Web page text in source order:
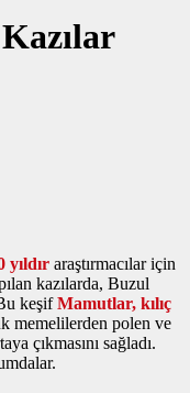
yıldır araştırmacılar için
kazılarda, Buzul
keşifMamutlar, kılıç
memelilerden polen ve
çıkmasını sağladı.